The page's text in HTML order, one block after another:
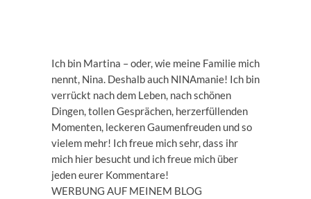
Ich bin Martina – oder, wie meine Familie mich
nennt, Nina. Deshalb auch NINAmanie! Ich bin
verrückt nach dem Leben, nach schönen
Dingen, tollen Gesprächen, herzerfüllenden
Momenten, leckeren Gaumenfreuden und so
vielem mehr! Ich freue mich sehr, dass ihr
mich hier besucht und ich freue mich über
jeden eurer Kommentare!
WERBUNG AUF MEINEM BLOG